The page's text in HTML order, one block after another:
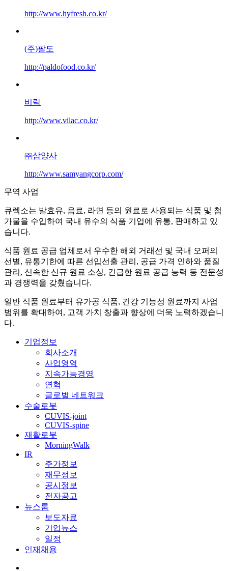
http://www.hyfresh.co.kr/
(주)팔도
http://paldofood.co.kr/
비락
http://www.vilac.co.kr/
㈜삼양사
http://www.samyangcorp.com/
무역 사업
큐렉소는 발효유, 음료, 라면 등의 원료로 사용되는 식품 및 첨
가물을 수입하여 국내 유수의 식품 기업에 유통, 판매하고 있
습니다.
식품 원료 공급 업체로서 우수한 해외 거래선 및 국내 오퍼의
선별, 유통기한에 따른 선입선출 관리, 공급 가격 인하와 품질
관리, 신속한 신규 원료 소싱, 긴급한 원료 공급 능력 등 전문성
과 경쟁력을 갖췄습니다.
일반 식품 원료부터 유가공 식품, 건강 기능성 원료까지 사업
범위를 확대하여, 고객 가치 창출과 향상에 더욱 노력하겠습니
다.
기업정보
회사소개
사업영역
지속가능경영
연혁
글로벌 네트워크
수술로봇
CUVIS-joint
CUVIS-spine
재활로봇
MorningWalk
IR
주가정보
재무정보
공시정보
전자공고
뉴스룸
보도자료
기업뉴스
일정
인재채용